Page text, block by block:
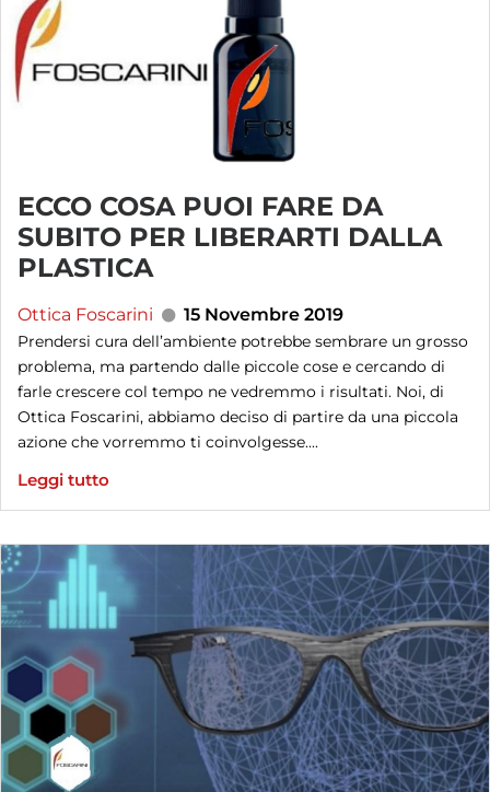
ECCO COSA PUOI FARE DA
SUBITO PER LIBERARTI DALLA
PLASTICA
Ottica Foscarini 15 Novembre 2019
Prendersi cura dell’ambiente potrebbe sembrare un grosso
problema, ma partendo dalle piccole cose e cercando di
farle crescere col tempo ne vedremmo i risultati. Noi, di
Ottica Foscarini, abbiamo deciso di partire da una piccola
azione che vorremmo ti coinvolgesse....
Leggi tutto